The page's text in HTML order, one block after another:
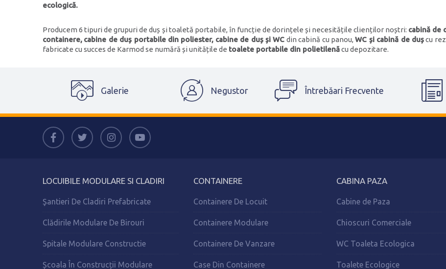
ecologică.
Producem 6 tipuri de grupuri de duș și toaletă portabile, în funcție de dorințele și necesitățile clienților noștri: cabină de
containere, cabine de duș portabile din poliester, cabine de duș și WC din cabină cu panou,WC și cabină de dușcu
fabricate cu succes de Karmod se numără și unitățile de toalete portabile din polietilenăcu depozitare.
Galerie Negustor Întrebăari Frecvente
LOCUIBILE MODULARE SI CLADIRI
Şantieri De Cladiri Prefabricate
Clădirile Modulare De Birouri
Spitale Modulare Constructie
Școala În Construcții Modulare
CONTAINERE
Containere De Locuit
Containere Modulare
Containere De Vanzare
Case Din Containere
CABINA PAZA
Cabine de Paza
Chioscuri Comerciale
WC Toaleta Ecologica
Toalete Ecologice